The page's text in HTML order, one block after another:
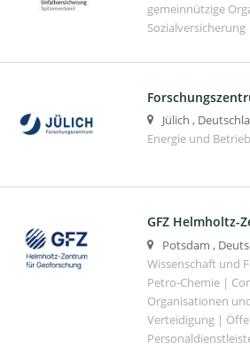
gemeinnützige
Sozialversicherung
Jülich ,
Energie und
GFZ Helmholtz-
Potsdam ,
Wissenschaft und
Petro-Chemie |
Organisationen
Verteidigung |